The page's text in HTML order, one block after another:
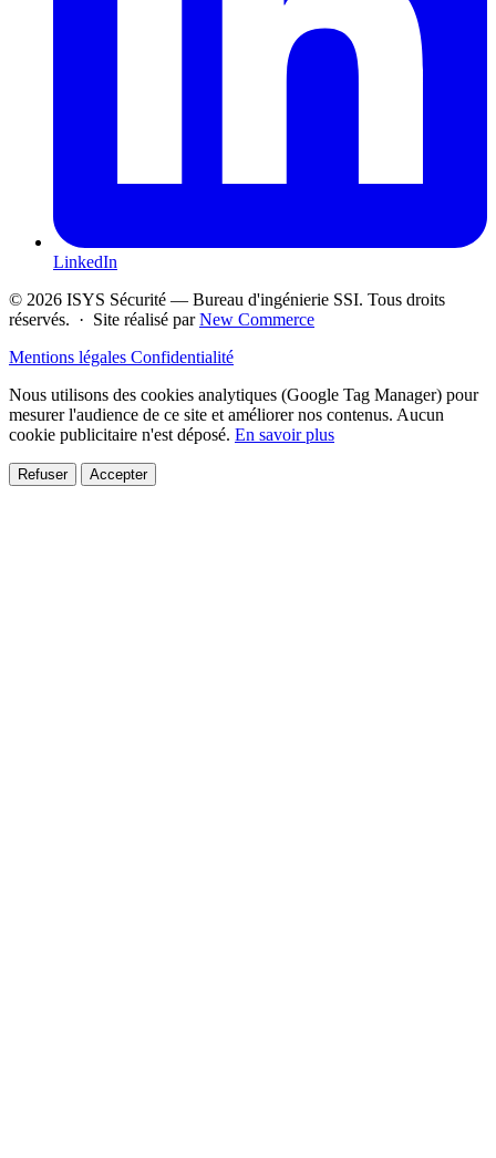
LinkedIn
© 2026 ISYS Sécurité — Bureau d'ingénierie SSI. Tous droits
réservés. · Site réalisé parNew Commerce
Mentions légales Confidentialité
Nous utilisons des cookies analytiques (Google Tag Manager) pour
mesurer l'audience de ce site et améliorer nos contenus. Aucun
cookie publicitaire n'est déposé. En savoir plus
Refuser Accepter